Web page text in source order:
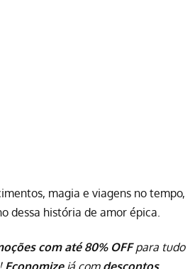
magia e viagens no tempo,
dessa história de amor épica.
com até 80% OFFpara tudo